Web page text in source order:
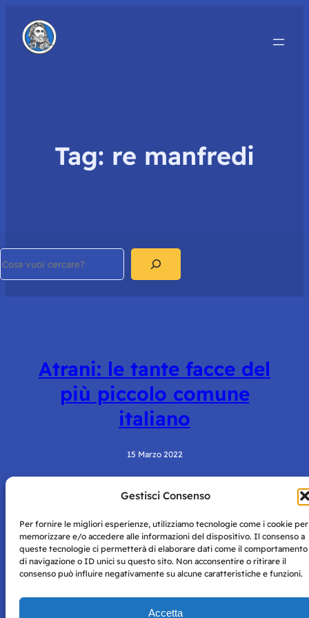
Gestisci Consenso
Per fornire le migliori esperienze, utilizziamo tecnologie come i cookie per
memorizzare e/o accedere alle informazioni del dispositivo. Il consenso a
queste tecnologie ci permetterà di elaborare dati come il comportamento
di navigazione o ID unici su questo sito. Non acconsentire o ritirare il
consenso può influire negativamente su alcune caratteristiche e funzioni.
Accetta
Tag: re manfredi
Atrani: le tante facce del
più piccolo comune
italiano
15 Marzo 2022
Napoli con autorizzazione numero 38 del 25/9/2019.
Tutte le immagini e i contenuti su questo sito sono forniti